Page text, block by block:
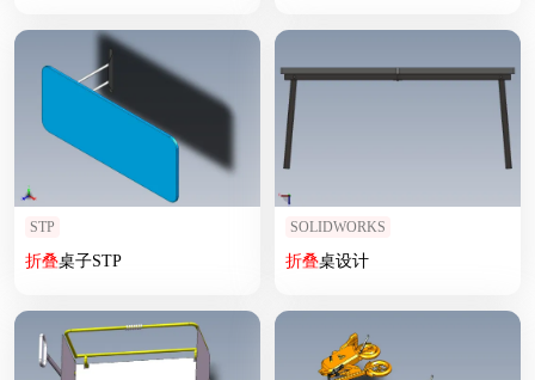
STP
折叠桌子STP
SOLIDWORKS
折叠桌设计